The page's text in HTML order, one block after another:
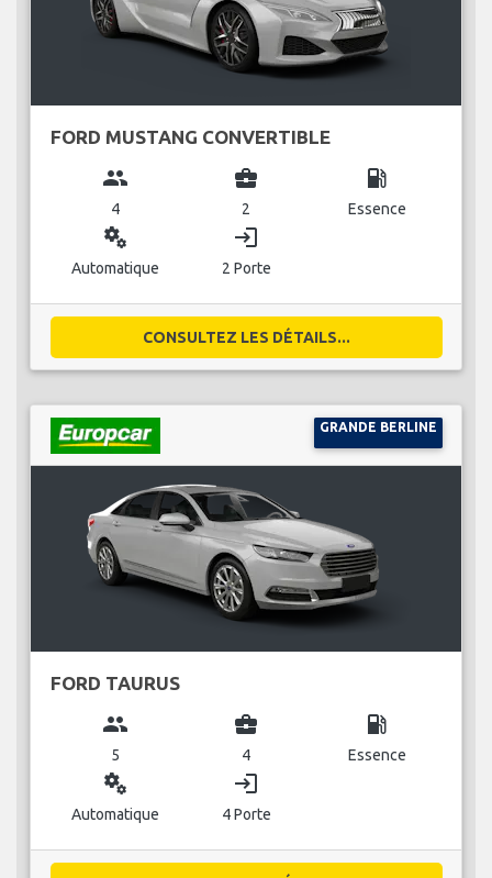
FORD MUSTANG CONVERTIBLE
group
4
business_center
2
local_gas_station
Essence
miscellaneous_services
Automatique
login
2 Porte
CONSULTEZ LES DÉTAILS...
GRANDE BERLINE
FORD TAURUS
group
5
business_center
4
local_gas_station
Essence
miscellaneous_services
Automatique
login
4 Porte